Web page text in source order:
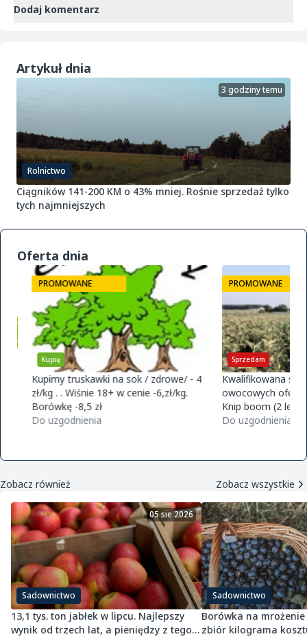
Dodaj komentarz
Artykuł dnia
Rolnictwo
3 godziny temu
Ciągników 141-200 KM o 43% mniej. Rośnie sprzedaż tylko
tych najmniejszych
Oferta dnia
Kupię
PROMOWANE
Kupimy truskawki na sok / zdrowe/ - 4
zł/kg . . Wiśnie 18+ w cenie -6,zł/kg.
Borówkę -8,5 zł
Do uzgodnienia
Sprzedam
PROMOWANE
Kwalifikowana
owocowych ofereta
Knip boom (2 letnie)
golden m9 -
Do uzgodnienia
Zobacz również Zobacz wszystkie
Sadownictwo
05 sie 2026
13,1 tys. ton jabłek w lipcu. Najlepszy
wynik od trzech lat, a pieniędzy z tego
Sadownictwo
Borówka na mrożenie
zbiór kilograma